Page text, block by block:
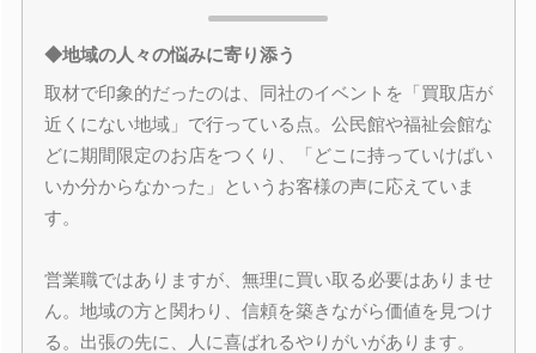
◆地域の人々の悩みに寄り添う
取材で印象的だったのは、同社のイベントを「買取店が
近くにない地域」で行っている点。公民館や福祉会館な
どに期間限定のお店をつくり、「どこに持っていけばい
いか分からなかった」というお客様の声に応えていま
す。
営業職ではありますが、無理に買い取る必要はありませ
ん。地域の方と関わり、信頼を築きながら価値を見つけ
る。出張の先に、人に喜ばれるやりがいがあります。